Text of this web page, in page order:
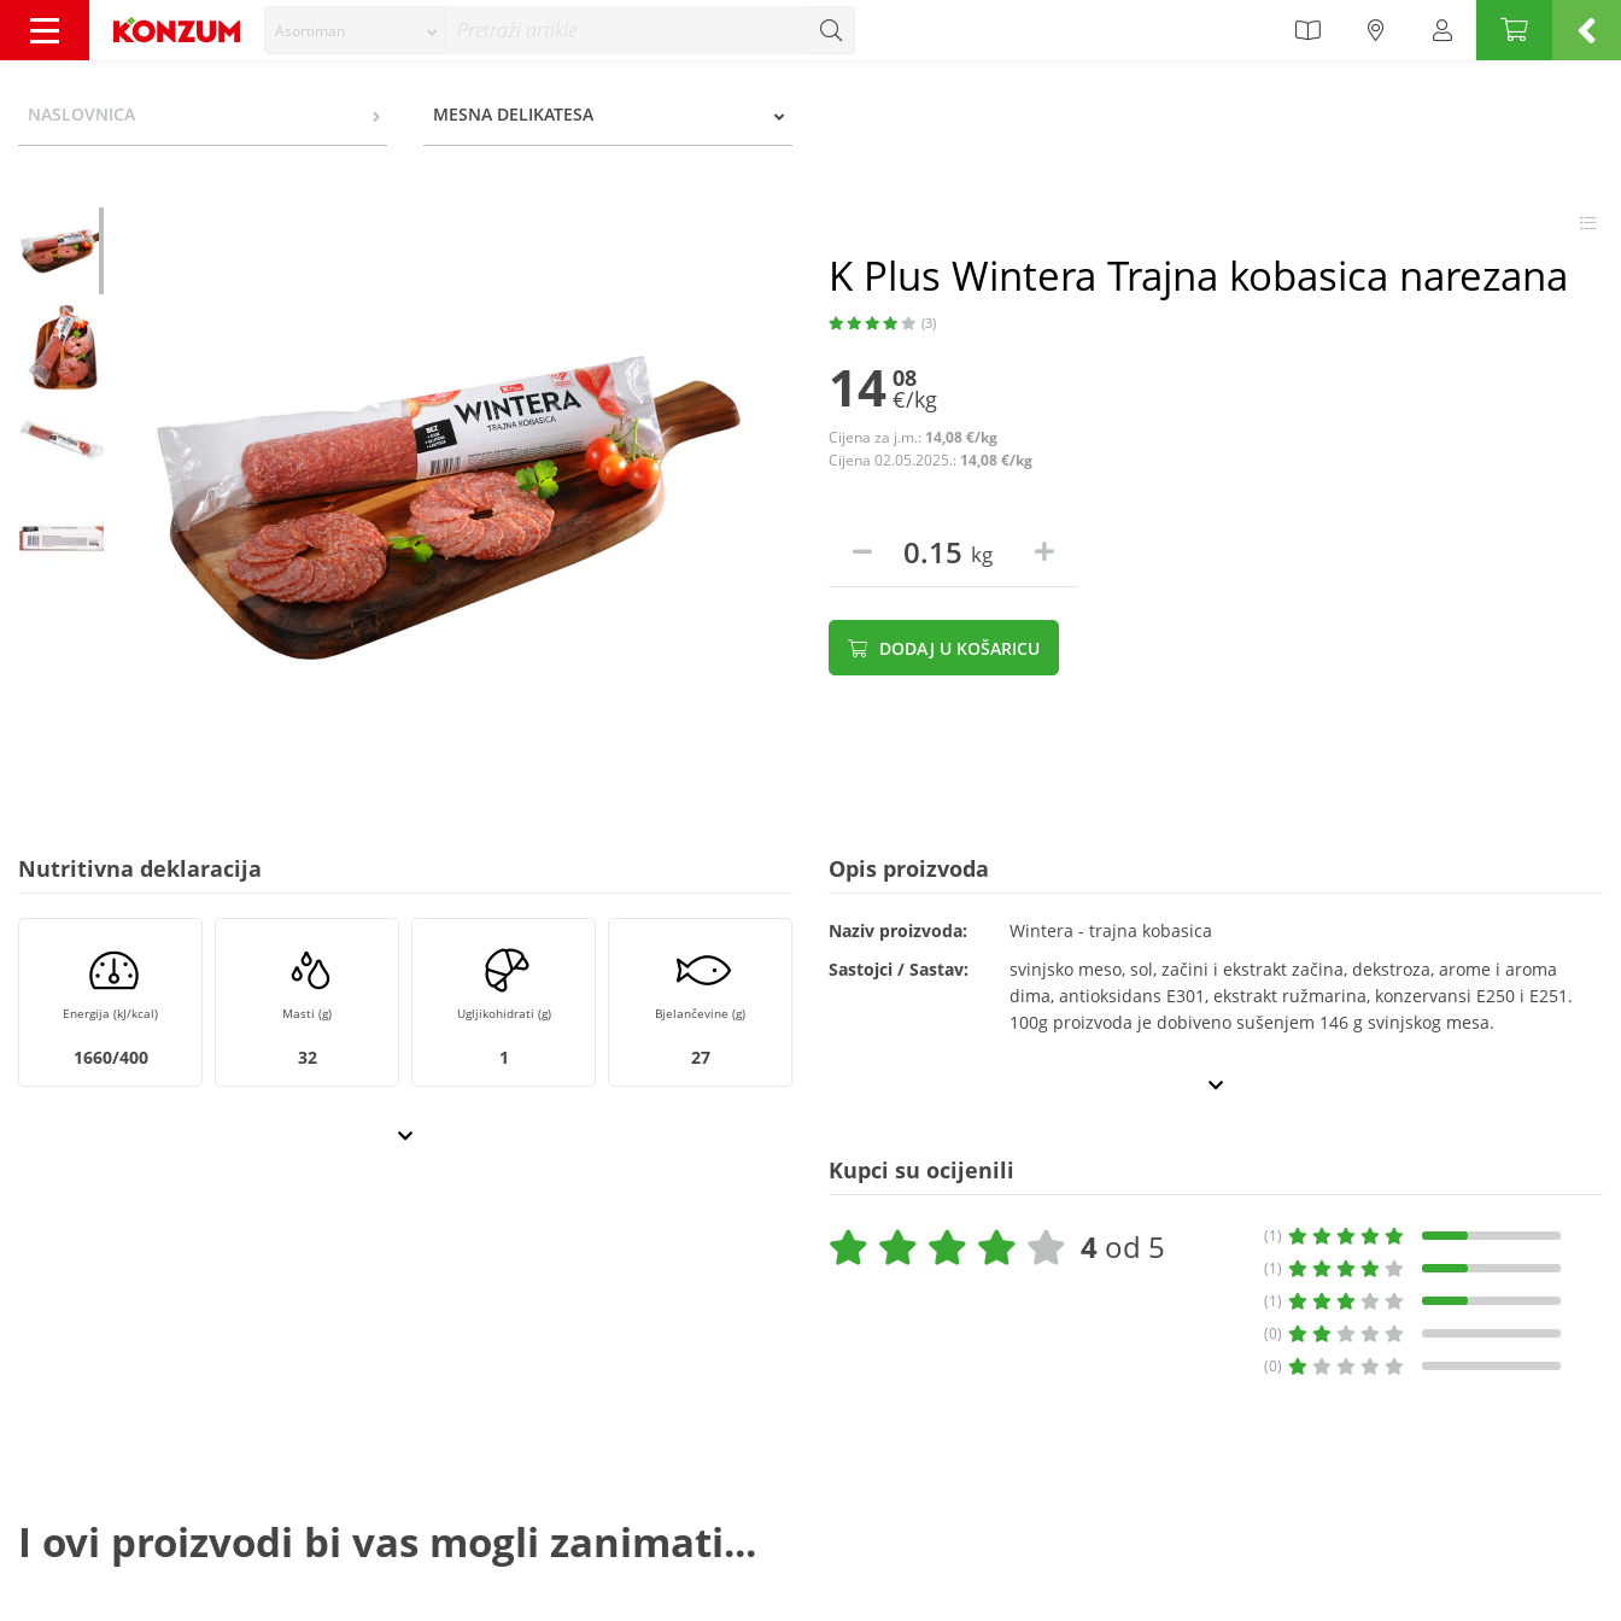
Asortiman
NASLOVNICA MESNA DELIKATESA
K Plus Wintera Trajna kobasica narezana
(3)
14 08
€/kg
Cijena za j.m.: 14,08 €/kg
Cijena 02.05.2025.: 14,08 €/kg
kg
DODAJ U KOŠARICU
Nutritivna deklaracija
Energija (kJ/kcal)
1660/400
Masti (g)
32
Ugljikohidrati (g)
1
Bjelančevine (g)
27
Opis proizvoda
Naziv proizvoda:
Wintera - trajna kobasica
Sastojci / Sastav:
svinjsko meso, sol, začini i ekstrakt začina, dekstroza, arome i aroma
dima, antioksidans E301, ekstrakt ružmarina, konzervansi E250 i E251.
100g proizvoda je dobiveno sušenjem 146 g svinjskog mesa.
Kupci su ocijenili
4 od 5
(1)
(1)
(1)
(0)
(0)
I ovi proizvodi bi vas mogli zanimati...